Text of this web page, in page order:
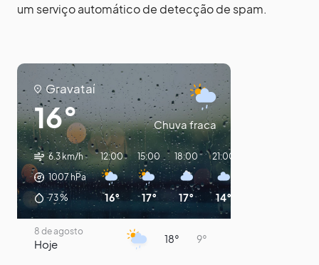
um serviço automático de detecção de spam.
Gravataí
16° Chuva fraca
6.3 km/h
1007 hPa
73%
12:00
16°
15:00
17°
18:00
17°
21:00
14°
8 de agosto
Hoje 18° 9°